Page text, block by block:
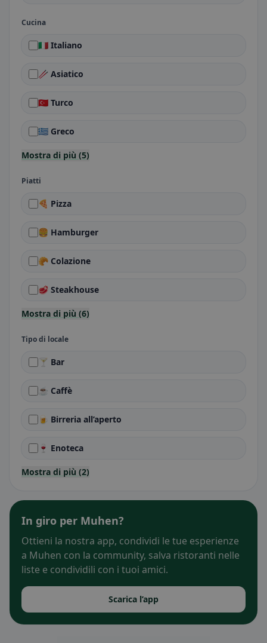
Cucina
🇮🇹 Italiano
🥢 Asiatico
🇹🇷 Turco
🇬🇷 Greco
Mostra di più (5)
Piatti
🍕 Pizza
🍔 Hamburger
🥐 Colazione
🥩 Steakhouse
Mostra di più (6)
Tipo di locale
🍸 Bar
☕ Caffè
🍺 Birreria all’aperto
🍷 Enoteca
Mostra di più (2)
In giro per Muhen?
Ottieni la nostra app, condividi le tue esperienze
a Muhen con la community, salva ristoranti nelle
liste e condividili con i tuoi amici.
Scarica l’app